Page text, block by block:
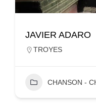
JAVIER ADARO
TROYES
CHANSON -